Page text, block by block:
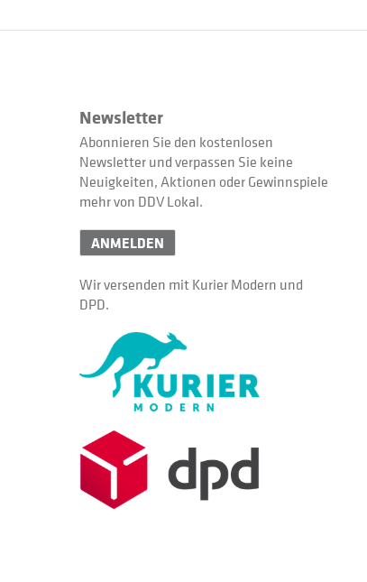
Newsletter
Abonnieren Sie den kostenlosen
Newsletter und verpassen Sie keine
Neuigkeiten, Aktionen oder Gewinnspiele
mehr von DDV Lokal.
ANMELDEN
Wir versenden mit Kurier Modern und
DPD.